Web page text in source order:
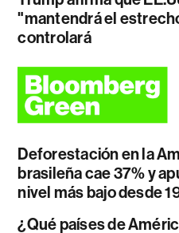
"mantendrá el
controlará
Deforestación en la
brasileña cae 37% y
nivel más bajo desde
¿Qué países de